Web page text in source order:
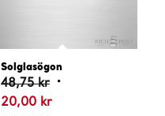
Solglasögon
48,75kr Det
ursprungliga
20,00 krDet